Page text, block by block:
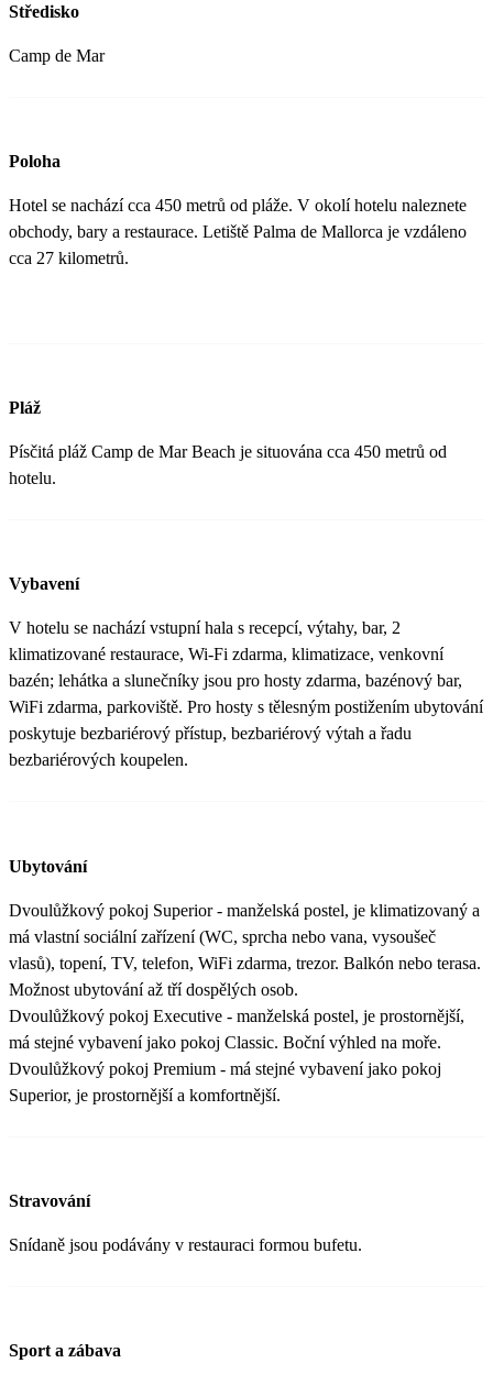
Středisko
Camp de Mar
Poloha
Hotel se nachází cca 450 metrů od pláže. V okolí hotelu naleznete
obchody, bary a restaurace. Letiště Palma de Mallorca je vzdáleno
cca 27 kilometrů.
Pláž
Písčitá pláž Camp de Mar Beach je situována cca 450 metrů od
hotelu.
Vybavení
V hotelu se nachází vstupní hala s recepcí, výtahy, bar, 2
klimatizované restaurace, Wi-Fi zdarma, klimatizace, venkovní
bazén; lehátka a slunečníky jsou pro hosty zdarma, bazénový bar,
WiFi zdarma, parkoviště. Pro hosty s tělesným postižením ubytování
poskytuje bezbariérový přístup, bezbariérový výtah a řadu
bezbariérových koupelen.
Ubytování
Dvoulůžkový pokoj Superior - manželská postel, je klimatizovaný a
má vlastní sociální zařízení (WC, sprcha nebo vana, vysoušeč
vlasů), topení, TV, telefon, WiFi zdarma, trezor. Balkón nebo terasa.
Možnost ubytování až tří dospělých osob.
Dvoulůžkový pokoj Executive - manželská postel, je prostornější,
má stejné vybavení jako pokoj Classic. Boční výhled na moře.
Dvoulůžkový pokoj Premium - má stejné vybavení jako pokoj
Superior, je prostornější a komfortnější.
Stravování
Snídaně jsou podávány v restauraci formou bufetu.
Sport a zábava